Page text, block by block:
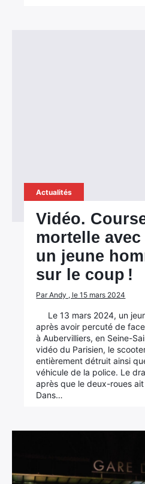
Actualités
Vidéo.
mortelle
un jeune
sur le coup !
Par Andy , le 15 mars 2024
Le 13 mars 2024, un
après avoir percuté de
à Aubervilliers, en Seine-
vidéo du Parisien, le
entièrement détruit ainsi
véhicule de la police. Le
après que le deux-roues
Dans…